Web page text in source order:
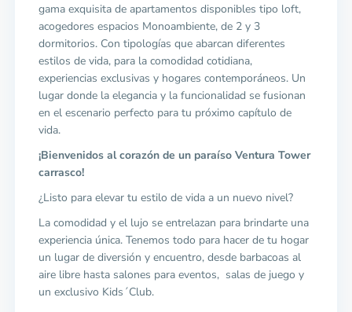
gama exquisita de apartamentos disponibles tipo loft,
acogedores espacios Monoambiente, de 2 y 3
dormitorios. Con tipologías que abarcan diferentes
estilos de vida, para la comodidad cotidiana,
experiencias exclusivas y hogares contemporáneos. Un
lugar donde la elegancia y la funcionalidad se fusionan
en el escenario perfecto para tu próximo capítulo de
vida.
¡Bienvenidos al corazón de un paraíso Ventura Tower
carrasco!
¿Listo para elevar tu estilo de vida a un nuevo nivel?
La comodidad y el lujo se entrelazan para brindarte una
experiencia única. Tenemos todo para hacer de tu hogar
un lugar de diversión y encuentro, desde barbacoas al
aire libre hasta salones para eventos, salas de juego y
un exclusivo Kids´Club.